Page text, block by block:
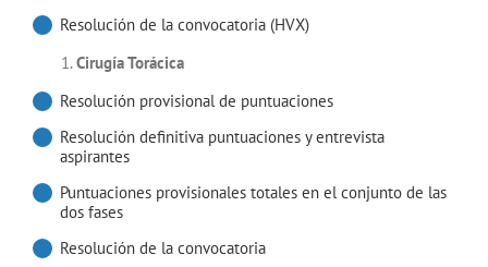
Resolución de la convocatoria (HVX)
Cirugía Torácica
Resolución provisional de puntuaciones
Resolución definitiva puntuaciones y entrevista
aspirantes
Puntuaciones provisionales totales en el conjunto de las
dos fases
Resolución de la convocatoria